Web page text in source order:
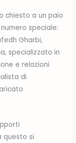
chiesto a un paio
speciale:
Gharbi,
specializzato in
e relazioni
di
questo si